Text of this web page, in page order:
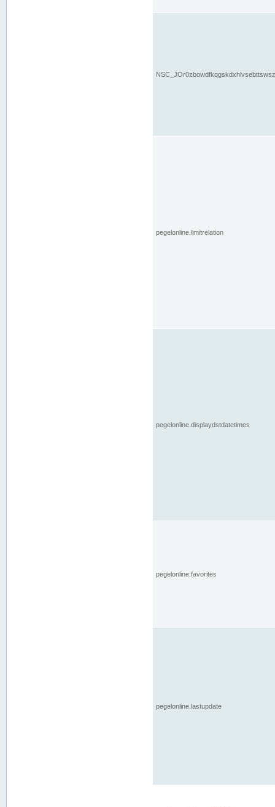
pegelonline.limitrelation
pegelonline.displaydstdatetimes
pegelonline.favorites
pegelonline.lastupdate